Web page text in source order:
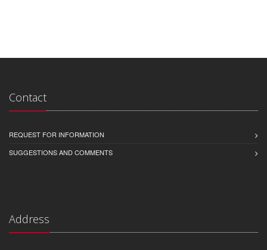
Contact
REQUEST FOR INFORMATION
SUGGESTIONS AND COMMENTS
Address